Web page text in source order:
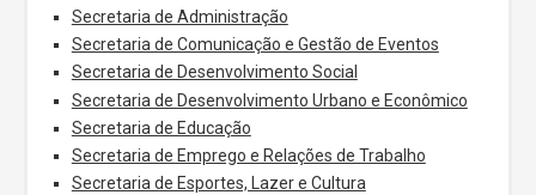
Secretaria de Administração
Secretaria de Comunicação e Gestão de Eventos
Secretaria de Desenvolvimento Social
Secretaria de Desenvolvimento Urbano e Econômico
Secretaria de Educação
Secretaria de Emprego e Relações de Trabalho
Secretaria de Esportes, Lazer e Cultura